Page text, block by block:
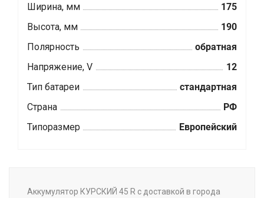
Ширина, мм
175
Высота, мм
190
Полярность
обратная
Напряжение, V
12
Тип батареи
стандартная
Страна
РФ
Типоразмер
Европейский
Аккумулятор КУРСКИЙ 45 R с доставкой в города